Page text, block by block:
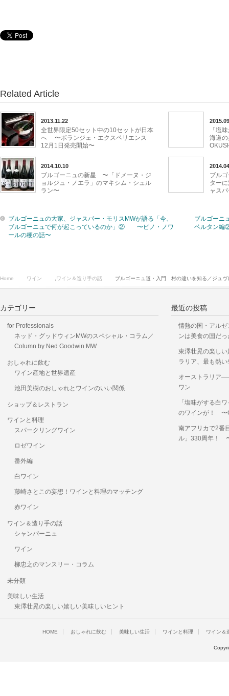
Related Article
2013.11.22
全世界限定50セット中の10セットが日本
へ 〜ボランジェ・エクスペリエンス
12月1日発売開始〜
「塩
海道
2014.10.10
ブルゴーニュの新星 〜「ドメーヌ・ジ
ョルジュ・ノエラ」のマキシム・シュル
ラン〜
ブル
ター
ャス
ブルゴーニュの大家、ジャスパー・モリスMWが語る「今、
ブルゴーニュで何が起こっているのか」② 〜ピノ・ノワ
ールの梗の話〜
ブルゴーニ
ベルタン編
Home ワイン ワイン＆造り手の話 ブルゴーニュ道・入門 村の違いを知る／ジュ
カテゴリー
for Professionals
ネッド・グッドウィンMWのスペシャル・コラム／
Column by Ned Goodwin MW
おしゃれに飲む
ワイン産地と世界遺産
池田美樹のおしゃれとワインのいい関係
ショップ＆レストラン
ワインと料理
スパークリングワイン
ロゼワイン
番外編
白ワイン
藤崎さとこの妄想！ワインと料理のマッチング
赤ワイン
ワイン＆造り手の話
シャンパーニュ
ワイン
柳忠之のマンスリー・コラム
未分類
美味しい生活
東澤壮晃の楽しい嬉しい美味しいヒント
最近の投稿
情熱の国・アル
ンは美食の国だっ
東澤壮晃の楽し
ラリア、最も熱
オーストラリア
ワン
「塩味がする白
のワインが！ 〜
南アフリカで2番
ル」330周年！
HOME おしゃれに飲む 美味しい生活 ワインと料理 ワイン＆